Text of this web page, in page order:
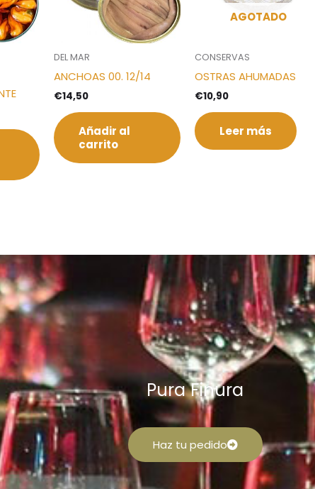
DEL MAR
ANCHOAS 00. 12/14
€14,50
Añadir al
carrito
AGOTADO
CONSERVAS
OSTRAS AHUMADAS
€10,90
Leer más
Pura Finura
Haz tu pedido